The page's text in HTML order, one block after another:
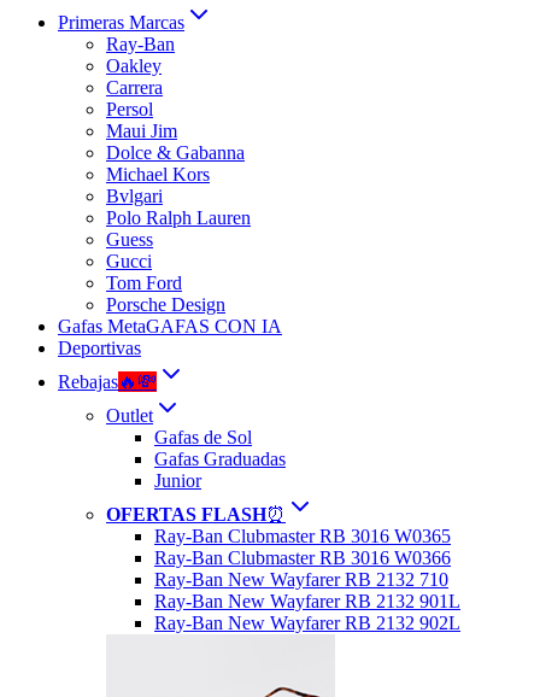
Primeras Marcas
Ray-Ban
Oakley
Carrera
Persol
Maui Jim
Dolce & Gabanna
Michael Kors
Bvlgari
Polo Ralph Lauren
Guess
Gucci
Tom Ford
Porsche Design
Gafas MetaGAFAS CON IA
Deportivas
Rebajas🔥💸
Outlet
Gafas de Sol
Gafas Graduadas
Junior
OFERTAS FLASH⏰
Ray-Ban Clubmaster RB 3016 W0365
Ray-Ban Clubmaster RB 3016 W0366
Ray-Ban New Wayfarer RB 2132 710
Ray-Ban New Wayfarer RB 2132 901L
Ray-Ban New Wayfarer RB 2132 902L